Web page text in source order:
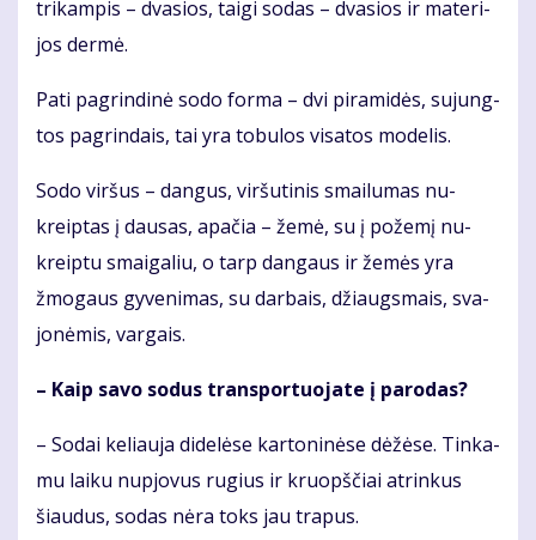
tri­kam­pis – dva­sios, tai­gi so­das – dva­sios ir ma­te­ri­
jos der­mė.
Pa­ti pa­grin­di­nė so­do for­ma – dvi pi­ra­mi­dės, su­jung­
tos pa­grin­dais, tai yra to­bu­los vi­sa­tos mo­de­lis.
So­do vir­šus – dan­gus, vir­šu­ti­nis smai­lu­mas nu­
kreip­tas į dau­sas, apa­čia – že­mė, su į po­že­mį nu­
kreip­tu smai­ga­liu, o tarp dan­gaus ir že­mės yra
žmo­gaus gy­ve­ni­mas, su dar­bais, džiaugs­mais, sva­
jo­nė­mis, var­gais.
– Kaip sa­vo so­dus trans­por­tuo­ja­te į pa­ro­das?
– So­dai ke­liau­ja di­de­lė­se kar­to­ni­nė­se dė­žė­se. Tin­ka­
mu lai­ku nu­pjo­vus ru­gius ir kruopš­čiai at­rin­kus
šiau­dus, so­das nė­ra toks jau tra­pus.